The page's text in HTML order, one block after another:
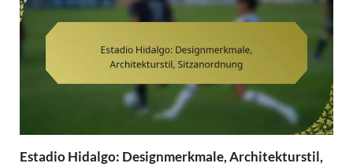
Estadio Hidalgo: Designmerkmale, Architekturstil,